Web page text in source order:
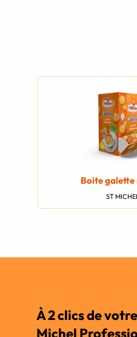
Boite
ST
À 2 clics de
Michel